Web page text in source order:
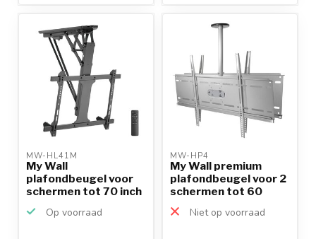
productkennis
MW-HL41M
My Wall
plafondbeugel voor
schermen tot 70 inch
Op voorraad
MW-HP4
My Wall premium
plafondbeugel voor 2
schermen tot 60
Niet op voorraad